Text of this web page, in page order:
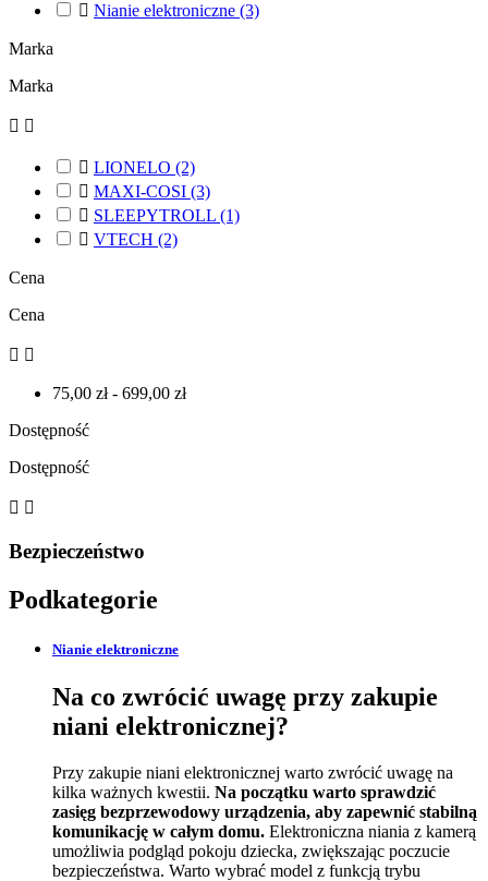
 Nianie elektroniczne (3)
Marka
Marka
 
 LIONELO (2)
 MAXI-COSI (3)
 SLEEPYTROLL (1)
 VTECH (2)
Cena
Cena
 
75,00 zł - 699,00 zł
Dostępność
Dostępność
 
Bezpieczeństwo
Podkategorie
Nianie elektroniczne
Na co zwrócić uwagę przy zakupie
niani elektronicznej?
Przy zakupie niani elektronicznej warto zwrócić uwagę na
kilka ważnych kwestii. Na początku warto sprawdzić
zasięg bezprzewodowy urządzenia, aby zapewnić stabilną
komunikację w całym domu. Elektroniczna niania z kamerą
umożliwia podgląd pokoju dziecka, zwiększając poczucie
bezpieczeństwa. Warto wybrać model z funkcją trybu